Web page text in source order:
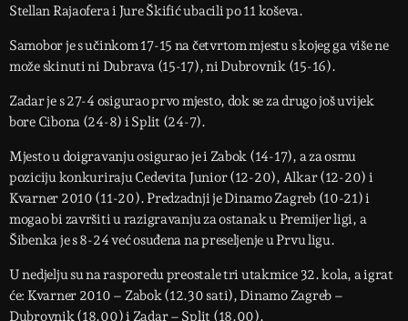
Stellan Rajaofera i Jure Škifić ubacili po 11 koševa.
Samobor je s učinkom 17-15 na četvrtom mjestu s kojeg ga više ne
može skinuti ni Dubrava (15-17), ni Dubrovnik (15-16).
Zadar je s 27-4 osigurao prvo mjesto, dok se za drugo još uvijek
bore Cibona (24-8) i Split (24-7).
Mjesto u doigravanju osigurao je i Zabok (14-17), a za osmu
poziciju konkuriraju Cedevita Junior (12-20), Alkar (12-20) i
Kvarner 2010 (11-20). Predzadnji je Dinamo Zagreb (10-21) i
mogao bi završiti u razigravanju za ostanak u Premijer ligi, a
Šibenka je s 8-24 već osuđena na preseljenje u Prvu ligu.
U nedjelju su na rasporedu preostale tri utakmice 32. kola, a igrat
će: Kvarner 2010 – Zabok (12.30 sati), Dinamo Zagreb –
Dubrovnik (18.00) i Zadar – Split (18.00).